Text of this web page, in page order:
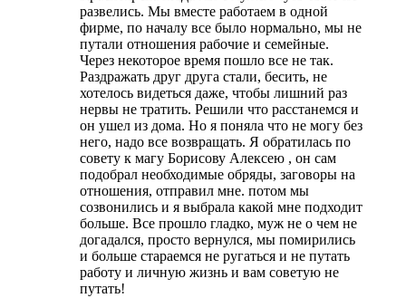
развелись. Мы вместе работаем в одной
фирме, по началу все было нормально, мы не
путали отношения рабочие и семейные.
Через некоторое время пошло все не так.
Раздражать друг друга стали, бесить, не
хотелось видеться даже, чтобы лишний раз
нервы не тратить. Решили что расстанемся и
он ушел из дома. Но я поняла что не могу без
него, надо все возвращать. Я обратилась по
совету к магу Борисову Алексею , он сам
подобрал необходимые обряды, заговоры на
отношения, отправил мне. потом мы
созвонились и я выбрала какой мне подходит
больше. Все прошло гладко, муж не о чем не
догадался, просто вернулся, мы помирились
и больше стараемся не ругаться и не путать
работу и личную жизнь и вам советую не
путать!